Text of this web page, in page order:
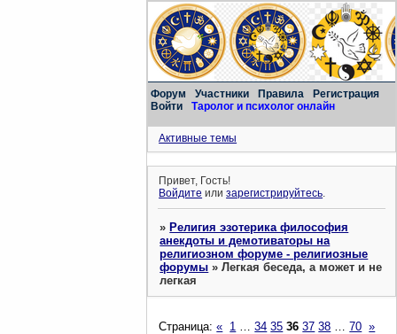
Форум Участники Правила
Регистрация
Войти
Таролог и психолог онлайн
Активные темы
Привет, Гость!
Войдите илизарегистрируйтесь.
»Религия эзотерика философия
анекдоты и демотиваторы на
религиозном форуме - религиозные
форумы »Легкая беседа, а может и не
легкая
Страница:« 1 34 35 36 37 38 70 »